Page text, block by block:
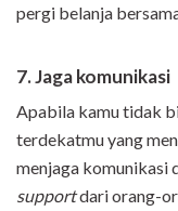
pergi belanja
7. Jaga komunikasi
Apabila kamu tidak
terdekatmu yang
menjaga komunikasi
supportdari orang-